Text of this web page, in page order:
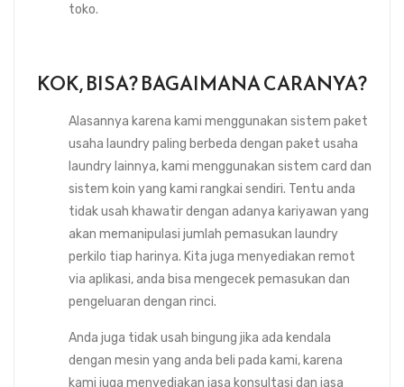
toko.
KOK, BISA? BAGAIMANA CARANYA?
Alasannya karena kami menggunakan sistem paket
usaha laundry paling berbeda dengan paket usaha
laundry lainnya, kami menggunakan sistem card dan
sistem koin yang kami rangkai sendiri. Tentu anda
tidak usah khawatir dengan adanya kariyawan yang
akan memanipulasi jumlah pemasukan laundry
perkilo tiap harinya. Kita juga menyediakan remot
via aplikasi, anda bisa mengecek pemasukan dan
pengeluaran dengan rinci.
Anda juga tidak usah bingung jika ada kendala
dengan mesin yang anda beli pada kami, karena
kami juga menyediakan jasa konsultasi dan jasa